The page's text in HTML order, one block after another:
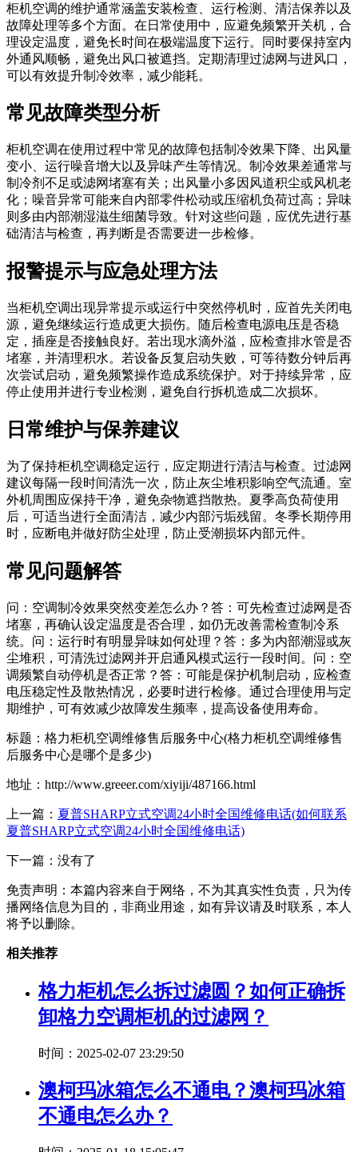
柜机空调的维护通常涵盖安装检查、运行检测、清洁保养以及
故障处理等多个方面。在日常使用中，应避免频繁开关机，合
理设定温度，避免长时间在极端温度下运行。同时要保持室内
外通风顺畅，避免出风口被遮挡。定期清理过滤网与进风口，
可以有效提升制冷效率，减少能耗。
常见故障类型分析
柜机空调在使用过程中常见的故障包括制冷效果下降、出风量
变小、运行噪音增大以及异味产生等情况。制冷效果差通常与
制冷剂不足或滤网堵塞有关；出风量小多因风道积尘或风机老
化；噪音异常可能来自内部零件松动或压缩机负荷过高；异味
则多由内部潮湿滋生细菌导致。针对这些问题，应优先进行基
础清洁与检查，再判断是否需要进一步检修。
报警提示与应急处理方法
当柜机空调出现异常提示或运行中突然停机时，应首先关闭电
源，避免继续运行造成更大损伤。随后检查电源电压是否稳
定，插座是否接触良好。若出现水滴外溢，应检查排水管是否
堵塞，并清理积水。若设备反复启动失败，可等待数分钟后再
次尝试启动，避免频繁操作造成系统保护。对于持续异常，应
停止使用并进行专业检测，避免自行拆机造成二次损坏。
日常维护与保养建议
为了保持柜机空调稳定运行，应定期进行清洁与检查。过滤网
建议每隔一段时间清洗一次，防止灰尘堆积影响空气流通。室
外机周围应保持干净，避免杂物遮挡散热。夏季高负荷使用
后，可适当进行全面清洁，减少内部污垢残留。冬季长期停用
时，应断电并做好防尘处理，防止受潮损坏内部元件。
常见问题解答
问：空调制冷效果突然变差怎么办？答：可先检查过滤网是否
堵塞，再确认设定温度是否合理，如仍无改善需检查制冷系
统。问：运行时有明显异味如何处理？答：多为内部潮湿或灰
尘堆积，可清洗过滤网并开启通风模式运行一段时间。问：空
调频繁自动停机是否正常？答：可能是保护机制启动，应检查
电压稳定性及散热情况，必要时进行检修。通过合理使用与定
期维护，可有效减少故障发生频率，提高设备使用寿命。
标题：格力柜机空调维修售后服务中心(格力柜机空调维修售
后服务中心是哪个是多少)
地址：http://www.greeer.com/xiyiji/487166.html
上一篇： 夏普SHARP立式空调24小时全国维修电话(如何联系
夏普SHARP立式空调24小时全国维修电话)
下一篇：没有了
免责声明：本篇内容来自于网络，不为其真实性负责，只为传
播网络信息为目的，非商业用途，如有异议请及时联系，本人
将予以删除。
相关推荐
格力柜机怎么拆过滤圆？如何正确拆
卸格力空调柜机的过滤网？
时间：2025-02-07 23:29:50
澳柯玛冰箱怎么不通电？澳柯玛冰箱
不通电怎么办？